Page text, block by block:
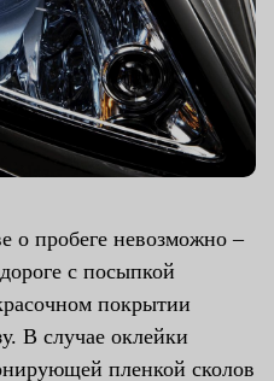
о пробеге невозможно –
с посыпкой
покрытии
В случае оклейки
пленкой сколов